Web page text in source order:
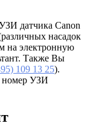
датчика Canon
насадок
на электронную
Также Вы
109 13 25).
номер УЗИ